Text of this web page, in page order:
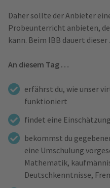
Daher sollte der Anbieter
Probeunterricht anbieten,
kann. Beim IBB dauert
An diesem Tag …
erfährst du, wie unser
funktioniert
findet eine
bekommst du
eine Umschulung
Mathematik,
Deutschkenntnisse,